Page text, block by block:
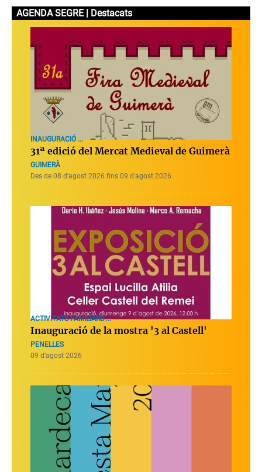
AGENDA SEGRE | Destacats
INAUGURACIÓ ...
31ª edició del Mercat Medieval de Guimerà
GUIMERÀ
Des de 08 d’agost 2026 fins 09 d’agost 2026
ACTIVITATS FAMILIARS ...
Inauguració de la mostra '3 al Castell'
PENELLES
09 d’agost 2026